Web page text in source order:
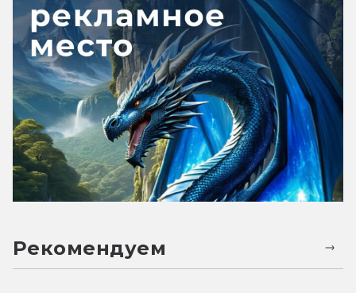
Рекомендуем